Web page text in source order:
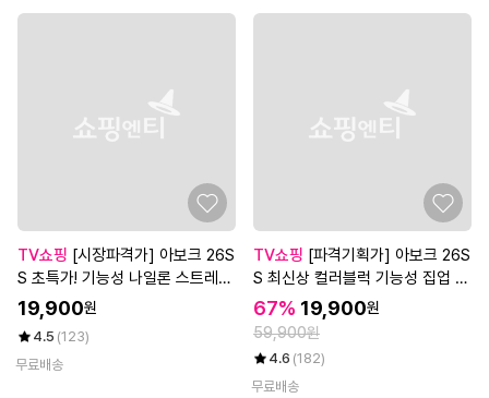
TV쇼핑
S 초특가! 기능성 나일론 스트레치
팬츠 4종, 남성
19,900원
4.5 (123)
무료배송
TV쇼핑
S 최신상 컬러블럭 기능성 집업 자
켓 3종, 남녀공용
67% 19,900원
59,900원
4.6 (182)
무료배송